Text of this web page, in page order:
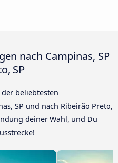
nach Campinas, SP
SP
beliebtesten
SP und nach Ribeirão Preto,
deiner Wahl, und Du